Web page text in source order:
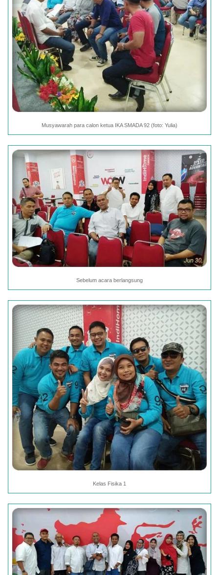
Musyawarah para calon ketua IKA SMADA 92 (foto: Yulia)
Sebelum acara berlangsung
Kelas Fisika 1